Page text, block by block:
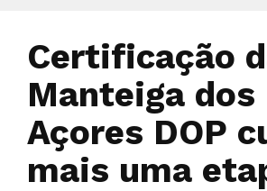
Certificação
Manteiga dos
Açores DOP
mais uma